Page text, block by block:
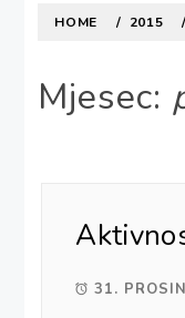
HOME 2015
Mjesec:
31.